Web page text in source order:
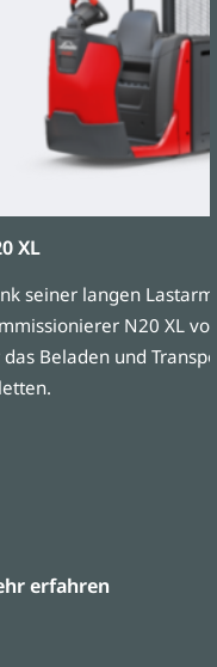
XL
seiner langen
N20 XL
Beladen und
erfahren